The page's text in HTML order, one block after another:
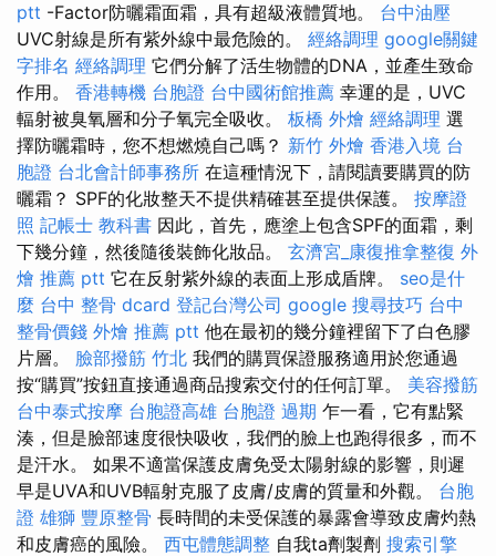
ptt -Factor防曬霜面霜，具有超級液體質地。 台中油壓
UVC射線是所有紫外線中最危險的。 經絡調理 google關鍵
字排名 經絡調理 它們分解了活生物體的DNA，並產生致命
作用。 香港轉機 台胞證 台中國術館推薦 幸運的是，UVC
輻射被臭氧層和分子氧完全吸收。 板橋 外燴 經絡調理 選
擇防曬霜時，您不想燃燒自己嗎？ 新竹 外燴 香港入境 台
胞證 台北會計師事務所 在這種情況下，請閱讀要購買的防
曬霜？ SPF的化妝整天不提供精確甚至提供保護。 按摩證
照 記帳士 教科書 因此，首先，應塗上包含SPF的面霜，剩
下幾分鐘，然後隨後裝飾化妝品。 玄濟宮_康復推拿整復 外
燴 推薦 ptt 它在反射紫外線的表面上形成盾牌。 seo是什
麼 台中 整骨 dcard 登記台灣公司 google 搜尋技巧 台中
整骨價錢 外燴 推薦 ptt 他在最初的幾分鐘裡留下了白色膠
片層。 臉部撥筋 竹北 我們的購買保證服務適用於您通過
按“購買”按鈕直接通過商品搜索交付的任何訂單。 美容撥筋
台中泰式按摩 台胞證高雄 台胞證 過期 乍一看，它有點緊
湊，但是臉部速度很快吸收，我們的臉上也跑得很多，而不
是汗水。 如果不適當保護皮膚免受太陽射線的影響，則遲
早是UVA和UVB輻射克服了皮膚/皮膚的質量和外觀。 台胞
證 雄獅 豐原整骨 長時間的未受保護的暴露會導致皮膚灼熱
和皮膚癌的風險。 西屯體態調整 自我ta劑製劑 搜索引擎